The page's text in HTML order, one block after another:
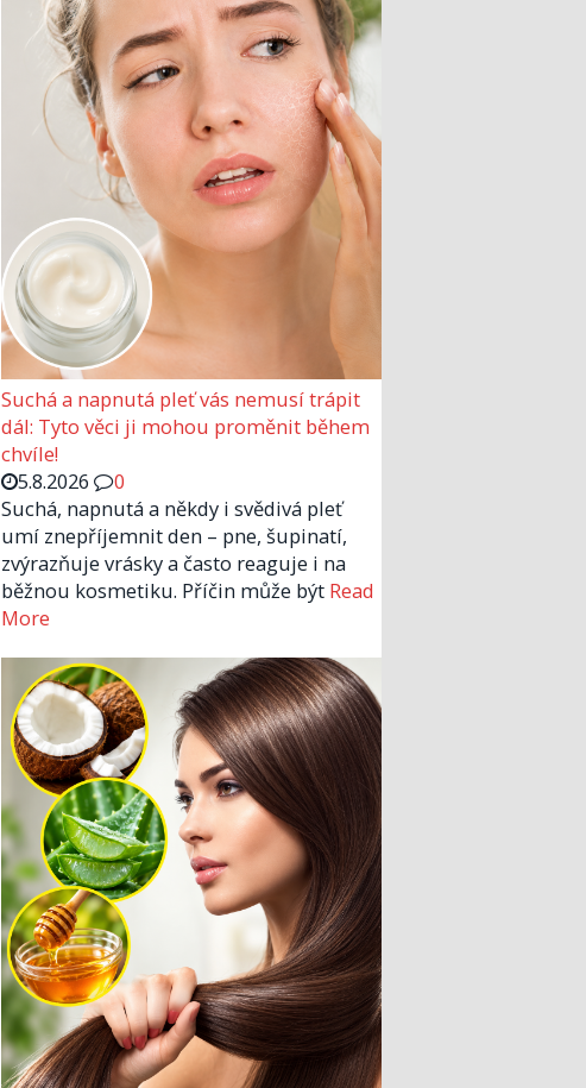
Suchá a napnutá pleť vás nemusí trápit
dál: Tyto věci ji mohou proměnit během
chvíle!
5.8.2026
0
Suchá, napnutá a někdy i svědivá pleť
umí znepříjemnit den – pne, šupinatí,
zvýrazňuje vrásky a často reaguje i na
běžnou kosmetiku. Příčin může být Read
More